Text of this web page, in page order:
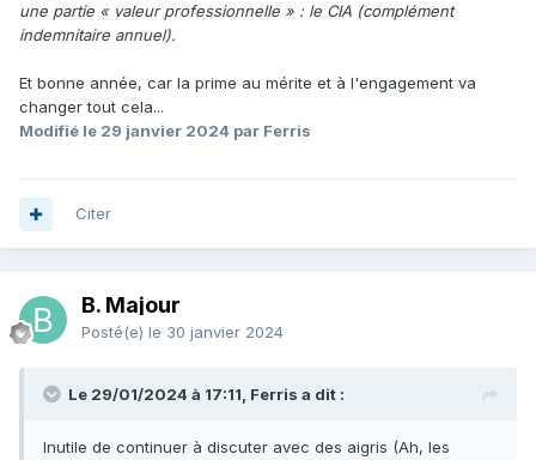
une partie « valeur professionnelle » : le CIA (complément
indemnitaire annuel).
Et bonne année, car la prime au mérite et à l'engagement va
changer tout cela...
Modifié le 29 janvier 2024 par Ferris
Citer
B. Majour
Posté(e) le 30 janvier 2024
Le 29/01/2024 à 17:11, Ferris a dit :
Inutile de continuer à discuter avec des aigris (Ah, les